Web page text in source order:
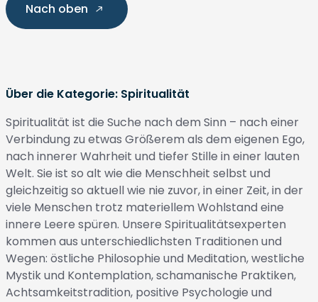
Nach oben
Über die Kategorie: Spiritualität
Spiritualität ist die Suche nach dem Sinn – nach einer
Verbindung zu etwas Größerem als dem eigenen Ego,
nach innerer Wahrheit und tiefer Stille in einer lauten
Welt. Sie ist so alt wie die Menschheit selbst und
gleichzeitig so aktuell wie nie zuvor, in einer Zeit, in der
viele Menschen trotz materiellem Wohlstand eine
innere Leere spüren. Unsere Spiritualitätsexperten
kommen aus unterschiedlichsten Traditionen und
Wegen: östliche Philosophie und Meditation, westliche
Mystik und Kontemplation, schamanische Praktiken,
Achtsamkeitstradition, positive Psychologie und